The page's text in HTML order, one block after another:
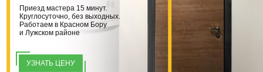
Приезд мастера 15 минут.
Круглосуточно, без выходных.
Работаем в Красном Бору
и Лужском районе
УЗНАТЬ ЦЕНУ